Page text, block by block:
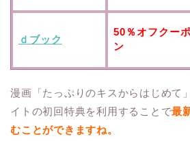
ｄブック
50％オフクーポ
ン
漫画「たっぷりのキスからはじめて
イトの初回特典を利用することで最
むことができますね。